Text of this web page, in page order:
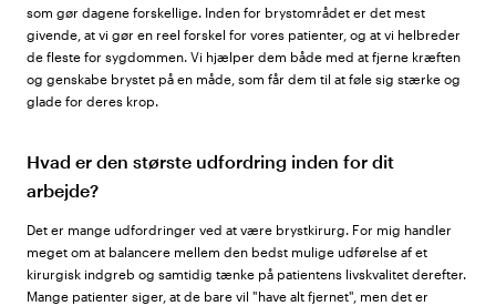
som gør dagene forskellige. Inden for brystområdet er det mest
givende, at vi gør en reel forskel for vores patienter, og at vi helbreder
de fleste for sygdommen. Vi hjælper dem både med at fjerne kræften
og genskabe brystet på en måde, som får dem til at føle sig stærke og
glade for deres krop.
Hvad er den største udfordring inden for dit
arbejde?
Det er mange udfordringer ved at være brystkirurg. For mig handler
meget om at balancere mellem den bedst mulige udførelse af et
kirurgisk indgreb og samtidig tænke på patientens livskvalitet derefter.
Mange patienter siger, at de bare vil "have alt fjernet", men det er